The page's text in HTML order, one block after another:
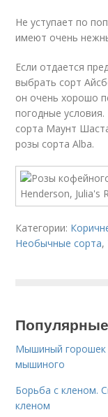
Не уступает по
имеют очень
Если отдается
выбрать сорт
он очень хорошо
погодные
сорта Маунт
розы сорта Alba.
Категории:
Необычные сорта,
Мышиный горошек
мышиного
Борьба с кленом.
кленом